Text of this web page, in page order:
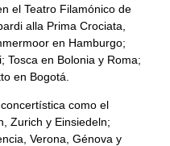
el Teatro Filamónico de
alla Prima Crociata,
en Hamburgo;
Tosca en Bolonia y Roma;
en Bogotá.
como el
Zurich y Einsiedeln;
Verona, Génova y